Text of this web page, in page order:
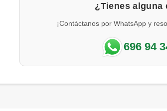
¿Tienes alguna
¡Contáctanos por WhatsApp y
696 94